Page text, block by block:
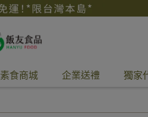
素食商城 企業送禮 獨家